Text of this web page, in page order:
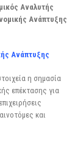
Αναλυτής
Ανάπτυξης
Ανάπτυξης
η σημασία
επέκτασης για
και